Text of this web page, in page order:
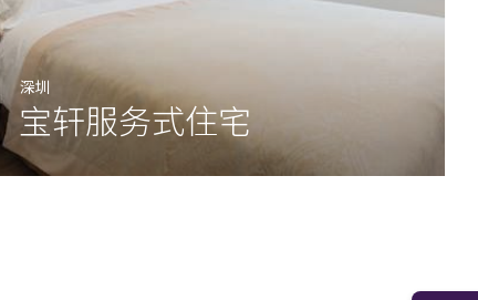
深圳
宝轩服务式住宅